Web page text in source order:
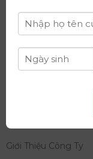
Ngân hàng:
Việt Nam (BIDV)
tư quốc tế Ý-Việt
Tây
THÔNG TIN
Giới Thiệu Công Ty